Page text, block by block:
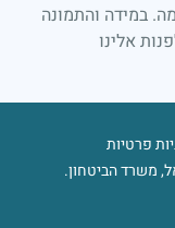
במידה והתמונה
אלינו
פרטיות